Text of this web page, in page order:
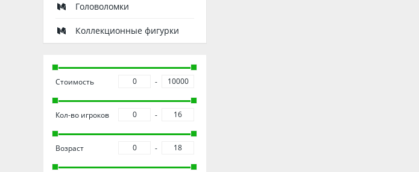
Головоломки
Коллекционные фигурки
Стоимость
Кол-во игроков
Возраст